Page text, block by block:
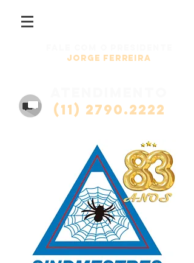
Jorge Ferreira
(11) 2790.2222